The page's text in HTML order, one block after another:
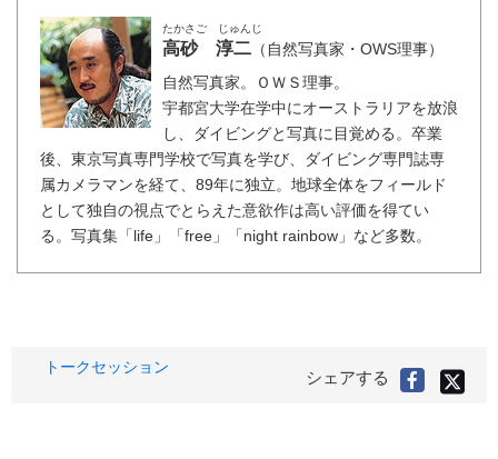
たかさご じゅんじ
高砂 淳二 （自然写真家・OWS理事）
自然写真家。ＯＷＳ理事。
宇都宮大学在学中にオーストラリアを放浪
し、ダイビングと写真に目覚める。卒業
後、東京写真専門学校で写真を学び、ダイビング専門誌専
属カメラマンを経て、89年に独立。地球全体をフィールド
として独自の視点でとらえた意欲作は高い評価を得てい
る。写真集「life」「free」「night rainbow」など多数。
トークセッション
シェアする
Facebook
で
X(旧
で